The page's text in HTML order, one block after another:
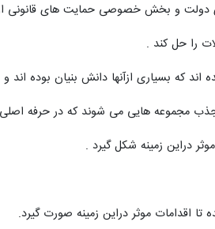
دولت و بخش خصوصی حمایت های قانونی
را حل کند .
بسیاری ازآنها دانش بنیان بوده اند و
جذب مجموعه هایی می شوند که در حرفه
دراین زمینه شکل گیرد .
اقدامات موثر دراین زمینه صورت گیرد.